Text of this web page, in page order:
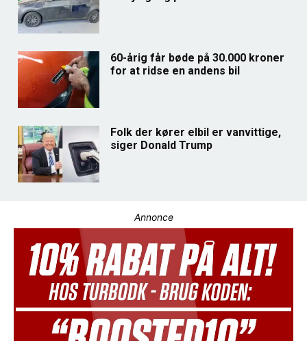
60-årig får bøde på 30.000 kroner
for at ridse en andens bil
Folk der kører elbil er vanvittige,
siger Donald Trump
Annonce